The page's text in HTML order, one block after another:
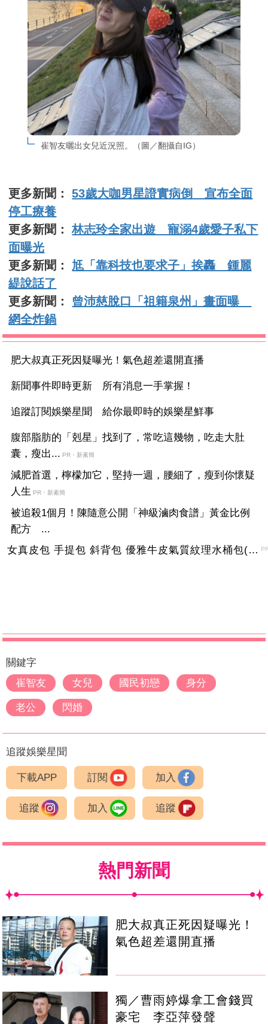
崔智友曬出女兒近況照。（圖／翻攝自IG）
更多新聞：53歲大咖男星證實病倒 宣布全面
停工療養
更多新聞：林志玲全家出遊 寵溺4歲愛子私下
面曝光
更多新聞： 尪「靠科技也要求子」挨轟 鍾麗
緹說話了
更多新聞： 曾沛慈脫口「祖籍泉州」畫面曝
網全炸鍋
肥大叔真正死因疑曝光！氣色超差還開直播
新聞事件即時更新 所有消息一手掌握！
追蹤訂閱娛樂星聞 給你最即時的娛樂星鮮事
腹部脂肪的「剋星」找到了，常吃這幾物，吃走大肚
囊，瘦出... PR・新素簡
減肥首選，檸檬加它，堅持一週，腰細了，瘦到你懷疑
人生 PR・新素簡
被追殺1個月！陳隨意公開「神級滷肉食譜」黃金比例
配方 ...
女真皮包 手提包 斜背包 優雅牛皮氣質紋理水桶包(2色)【XBO7950112】＊艾美時尚(現+預)
關鍵字
崔智友
女兒 國民初戀 身分
老公 閃婚
追蹤娛樂星聞
下載APP 訂閱 加入
追蹤 加入 追蹤
熱門新聞
肥大叔真正死因疑曝光！
氣色超差還開直播
獨／曹雨婷爆拿工會錢買
豪宅 李亞萍發聲